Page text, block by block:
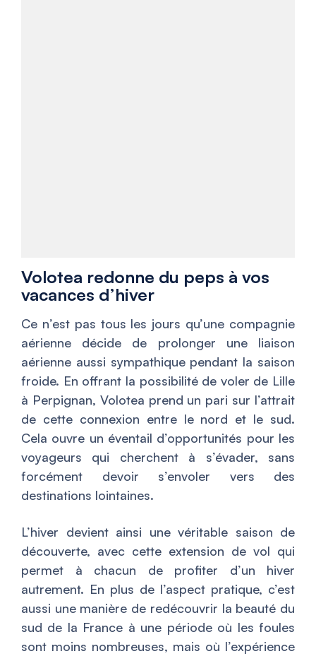
Volotea redonne du peps à vos
vacances d’hiver
Ce n’est pas tous les jours qu’une compagnie
aérienne décide de prolonger une liaison
aérienne aussi sympathique pendant la saison
froide. En offrant la possibilité de voler de Lille
à Perpignan, Volotea prend un pari sur l’attrait
de cette connexion entre le nord et le sud.
Cela ouvre un éventail d’opportunités pour les
voyageurs qui cherchent à s’évader, sans
forcément devoir s’envoler vers des
destinations lointaines.
L’hiver devient ainsi une véritable saison de
découverte, avec cette extension de vol qui
permet à chacun de profiter d’un hiver
autrement. En plus de l’aspect pratique, c’est
aussi une manière de redécouvrir la beauté du
sud de la France à une période où les foules
sont moins nombreuses, mais où l’expérience